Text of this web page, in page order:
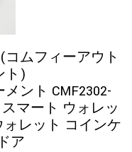
コムフィーアウト
ト)
ント CMF2302-
スマート ウォレッ
ォレット コインケ
ア